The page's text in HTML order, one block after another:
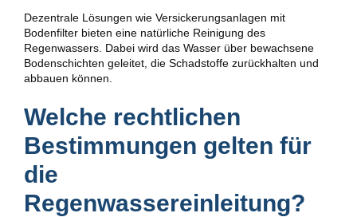
Dezentrale Lösungen wie Versickerungsanlagen mit
Bodenfilter bieten eine natürliche Reinigung des
Regenwassers. Dabei wird das Wasser über bewachsene
Bodenschichten geleitet, die Schadstoffe zurückhalten und
abbauen können.
Welche rechtlichen
Bestimmungen gelten für
die
Regenwassereinleitung?